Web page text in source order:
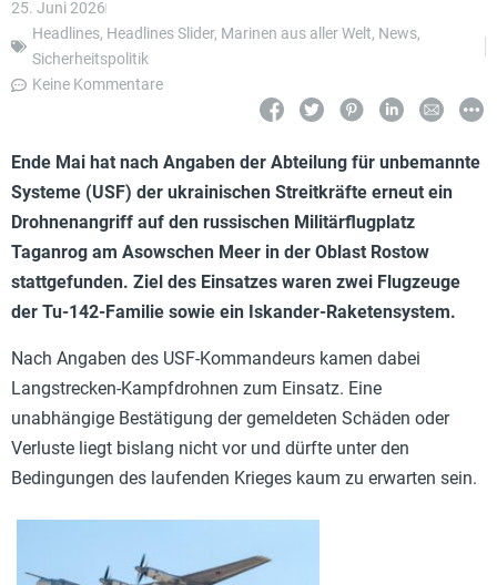
25. Juni 2026
Headlines, Headlines Slider, Marinen aus aller Welt, News,
Sicherheitspolitik
Keine Kommentare
Ende Mai hat nach Angaben der Abteilung für unbemannte
Systeme (USF) der ukrainischen Streitkräfte erneut ein
Drohnenangriff auf den russischen Militärflugplatz
Taganrog am Asowschen Meer in der Oblast Rostow
stattgefunden. Ziel des Einsatzes waren zwei Flugzeuge
der Tu-142-Familie sowie ein Iskander-Raketensystem.
Nach Angaben des USF-Kommandeurs kamen dabei
Langstrecken-Kampfdrohnen zum Einsatz. Eine
unabhängige Bestätigung der gemeldeten Schäden oder
Verluste liegt bislang nicht vor und dürfte unter den
Bedingungen des laufenden Krieges kaum zu erwarten sein.